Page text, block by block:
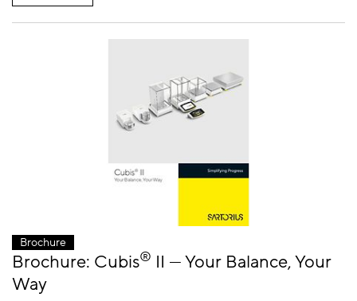
Brochure
Brochure: Cubis® II — Your Balance, Your
Way